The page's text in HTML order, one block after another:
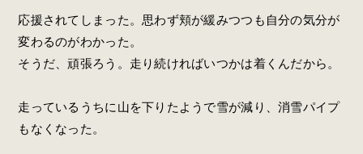
応援されてしまった。思わず頬が緩みつつも自分の気分が
変わるのがわかった。
そうだ、頑張ろう。走り続ければいつかは着くんだから。
走っているうちに山を下りたようで雪が減り、消雪パイプ
もなくなった。